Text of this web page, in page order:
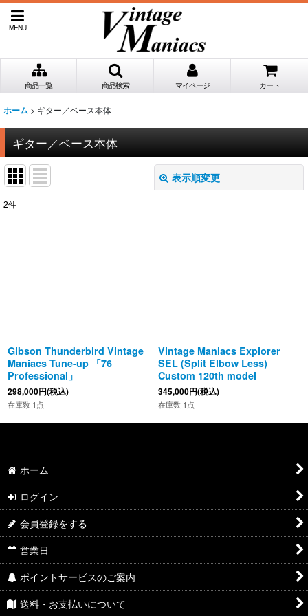
MENU
商品一覧 商品検索 マイページ カート
ホーム > ギター／ベース本体
ギター／ベース本体
表示順変更
2件
Gibson Thunderbird Vintage
Maniacs Tune-up 「76
Professional」
298,000円(税込)
在庫数 1点
Vintage Maniacs Explorer
SEL (Split Elbow Less)
Custom 120th model
345,000円(税込)
在庫数 1点
ホーム
ログイン
会員登録をする
営業日
ポイントサービスのご案内
送料・お支払いについて